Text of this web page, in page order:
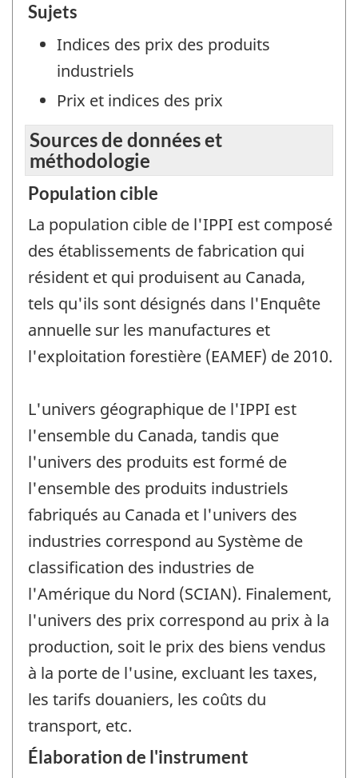
Sujets
Indices des prix des produits
industriels
Prix et indices des prix
Sources de données et
méthodologie
Population cible
La population cible de l'IPPI est composé
des établissements de fabrication qui
résident et qui produisent au Canada,
tels qu'ils sont désignés dans l'Enquête
annuelle sur les manufactures et
l'exploitation forestière (EAMEF) de 2010.
L'univers géographique de l'IPPI est
l'ensemble du Canada, tandis que
l'univers des produits est formé de
l'ensemble des produits industriels
fabriqués au Canada et l'univers des
industries correspond au Système de
classification des industries de
l'Amérique du Nord (SCIAN). Finalement,
l'univers des prix correspond au prix à la
production, soit le prix des biens vendus
à la porte de l'usine, excluant les taxes,
les tarifs douaniers, les coûts du
transport, etc.
Élaboration de l'instrument